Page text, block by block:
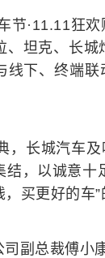
节·11.11狂
坦克、长城
线下、终端
，长城汽车
结，以诚意
买更好的车”
副总裁傅小